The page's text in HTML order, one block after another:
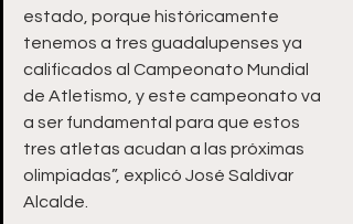
estado, porque históricamente
tenemos a tres guadalupenses ya
calificados al Campeonato Mundial
de Atletismo, y este campeonato va
a ser fundamental para que estos
tres atletas acudan a las próximas
olimpiadas”, explicó José Saldívar
Alcalde.